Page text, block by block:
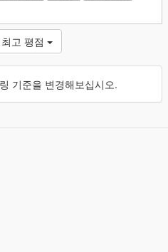
최고 평점
기준을 변경해보십시오.